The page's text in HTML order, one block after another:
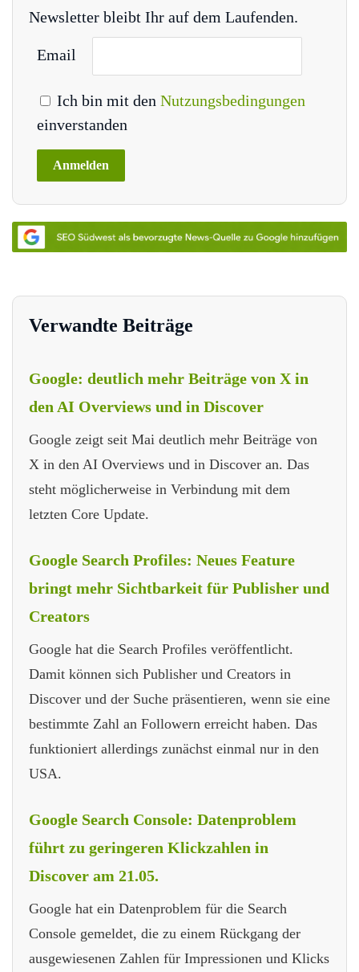
Newsletter bleibt Ihr auf dem Laufenden.
Email
Ich bin mit den Nutzungsbedingungen
einverstanden
Verwandte Beiträge
Google: deutlich mehr Beiträge von X in
den AI Overviews und in Discover
Google zeigt seit Mai deutlich mehr Beiträge von
X in den AI Overviews und in Discover an. Das
steht möglicherweise in Verbindung mit dem
letzten Core Update.
Google Search Profiles: Neues Feature
bringt mehr Sichtbarkeit für Publisher und
Creators
Google hat die Search Profiles veröffentlicht.
Damit können sich Publisher und Creators in
Discover und der Suche präsentieren, wenn sie eine
bestimmte Zahl an Followern erreicht haben. Das
funktioniert allerdings zunächst einmal nur in den
USA.
Google Search Console: Datenproblem
führt zu geringeren Klickzahlen in
Discover am 21.05.
Google hat ein Datenproblem für die Search
Console gemeldet, die zu einem Rückgang der
ausgewiesenen Zahlen für Impressionen und Klicks